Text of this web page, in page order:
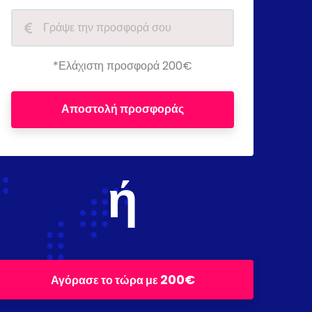
*Ελάχιστη προσφορά 200€
Αποστολή προσφοράς
ή
Αγόρασε το τώρα με200€